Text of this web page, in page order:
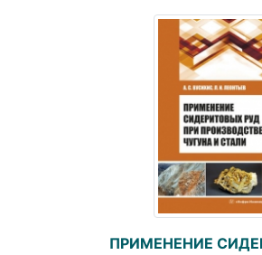
ПРИМЕНЕНИЕ